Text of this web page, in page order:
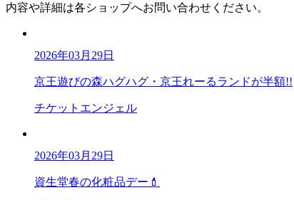
内容や詳細は各ショップへお問い合わせください。
2026年03月29日
京王遊びの森ハグハグ・京王れーるランドが半額!!
チケットエンジェル
2026年03月29日
資生堂春の化粧品デー💄